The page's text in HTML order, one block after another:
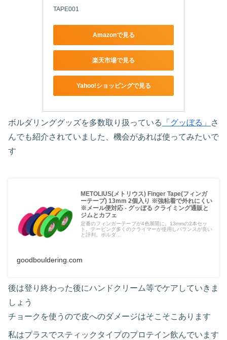
TAPE001
Amazonで見る
楽天市場で見る
Yahoo!ショッピングで見る
ボルダリンググッズを多数取り扱っている 「グッぼる」
さ
んでも紹介されていました、機会があれば使ってみたいで
す
METOLIUS(メトリウス) Finger Tape(フィンガ
ーテープ) 13mm 2個入り ※強粘着で外れにくい
※メール便対応 - グッぼる クライミング通販と
ジムとカフェ
定番のフィンガーテープが4色展開に。13mmの2本セッ
ト。テーピング多くのクライマーが使用しバランスが良い
と評判。ボルダ...
goodbouldering.com
後は登り終わった後にハンドクリーム等でケアしていきま
しょう
チョークを使うので皮へのダメージはそこそこあります
私はプラスでスティックタイプのプロテイン飲んでいます